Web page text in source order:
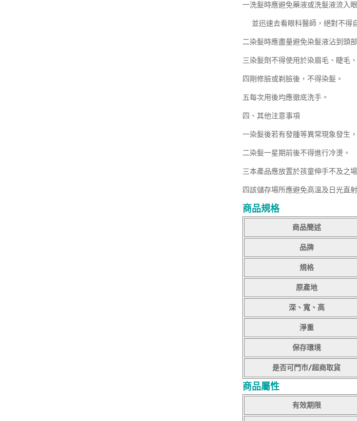
一洗髮時應避免藥液或洗髮液流入
並迅速去看眼科醫師，絕對不得
二染髮時應盡量避免染髮液沾到頭
三染髮劑不得使用於染眉毛、睫毛
四剛修臉或剃臉後，不得染髮。
五每次用後均應徹底洗手。
四、其他注意事項
一染髮後若有發腫等異常現象發生
二染髮一星期前後不得進行冷燙。
三本產品應放置於孩童伸手不及之
四該儲存場所應避免高溫及日光直射
商品規格
商品簡述
品牌
規格
原產地
深、寬、高
淨重
保存環境
是否可門市/超商取貨
商品屬性
有效期限